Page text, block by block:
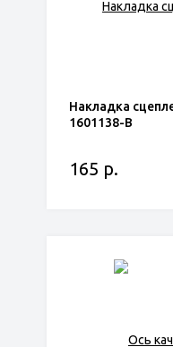
Накладка
1601138-В
165 р.